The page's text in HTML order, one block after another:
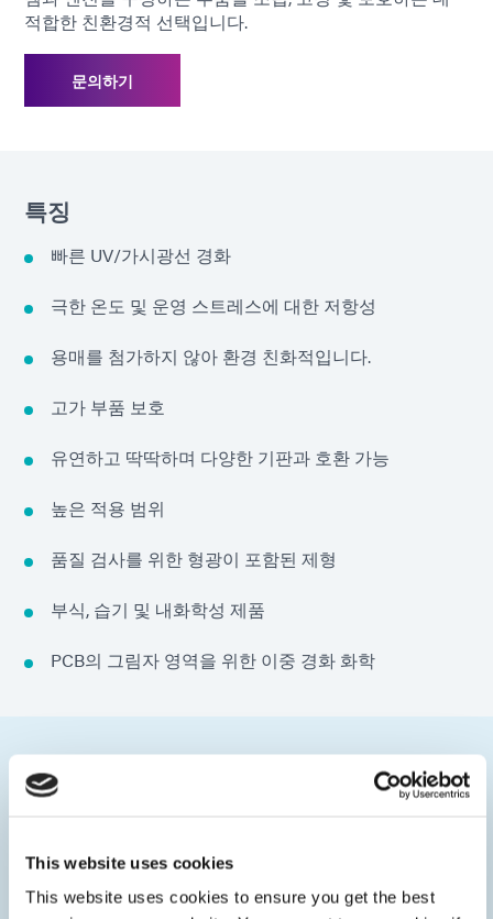
This website uses cookies
This website uses cookies to ensure you get the best
적합한 친환경적 선택입니다.
문의하기
특징
빠른 UV/가시광선 경화
극한 온도 및 운영 스트레스에 대한 저항성
용매를 첨가하지 않아 환경 친화적입니다.
고가 부품 보호
유연하고 딱딱하며 다양한 기판과 호환 가능
높은 적용 범위
품질 검사를 위한 형광이 포함된 제형
부식, 습기 및 내화학성 제품
PCB의 그림자 영역을 위한 이중 경화 화학